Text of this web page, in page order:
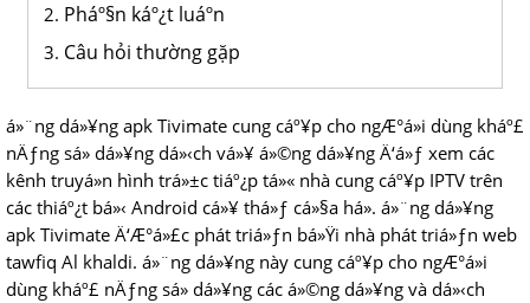
Pháº§n káº¿t luáº­n
Câu hỏi thường gặp
á»¨ng dá»¥ng apk Tivimate cung cáº¥p cho ngÆ°á»i dùng kháº£
nÄƒng sá»­ dá»¥ng dá»‹ch vá»¥ á»©ng dá»¥ng Ä‘á»ƒ xem các
kênh truyá»n hình trá»±c tiáº¿p tá»« nhà cung cáº¥p IPTV trên
các thiáº¿t bá»‹ Android cá»¥ thá»ƒ cá»§a há». á»¨ng dá»¥ng
apk Tivimate Ä‘Æ°á»£c phát triá»ƒn bá»Ÿi nhà phát triá»ƒn web
tawfiq Al khaldi. á»¨ng dá»¥ng này cung cáº¥p cho ngÆ°á»i
dùng kháº£ nÄƒng sá»­ dá»¥ng các á»©ng dá»¥ng và dá»‹ch